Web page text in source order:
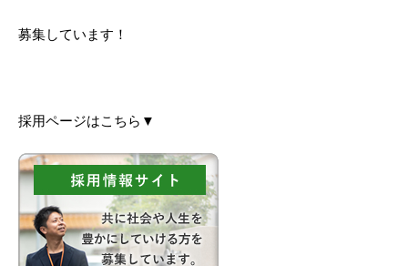
募集しています！
採用ページはこちら▼